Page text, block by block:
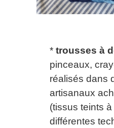
*trousses à
pinceaux,
réalisés dans
artisanaux
(tissus teints à
différentes